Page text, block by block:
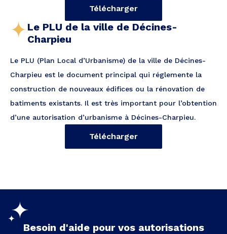
Télécharger
Le PLU de la ville de Décines-
Charpieu
Le PLU (Plan Local d’Urbanisme) de la ville de Décines-
Charpieu est le document principal qui réglemente la
construction de nouveaux édifices ou la rénovation de
batiments existants. Il est très important pour l’obtention
d’une autorisation d’urbanisme à Décines-Charpieu.
Télécharger
Besoin d'aide pour vos autorisations